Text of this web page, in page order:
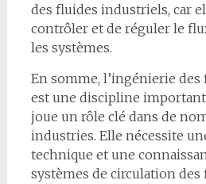
des fluides industriels, car
contrôler et de réguler le
les systèmes.
En somme, l’ingénierie
est une discipline
joue un rôle clé dans de
industries. Elle nécessite
technique et une
systèmes de circulation des